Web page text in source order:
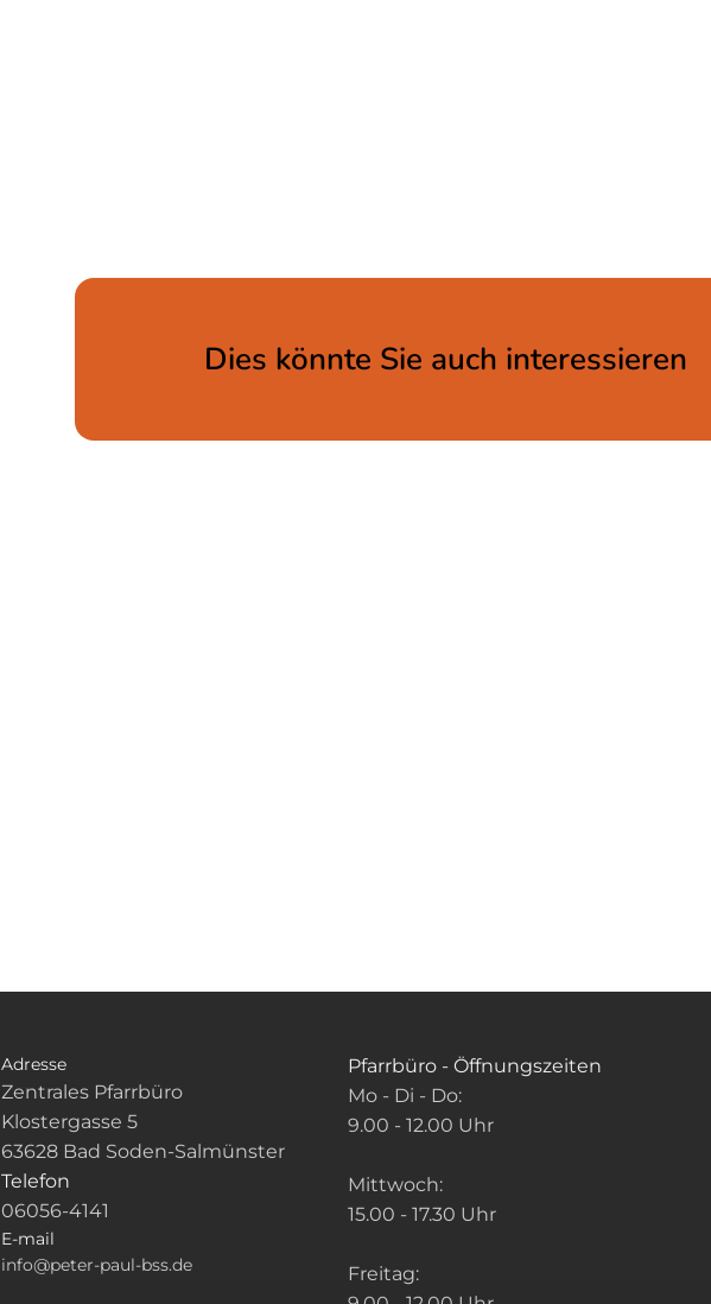
Dies könnte Sie auch interessieren
Adresse
Zentrales Pfarrbüro
Klostergasse 5
63628 Bad Soden-Salmünster
Telefon
06056-4141
E-mail
info@peter-paul-bss.de
Pfarrbüro - Öffnungszeiten
Mo - Di - Do:
9.00 - 12.00 Uhr
Mittwoch:
15.00 - 17.30 Uhr
Freitag: